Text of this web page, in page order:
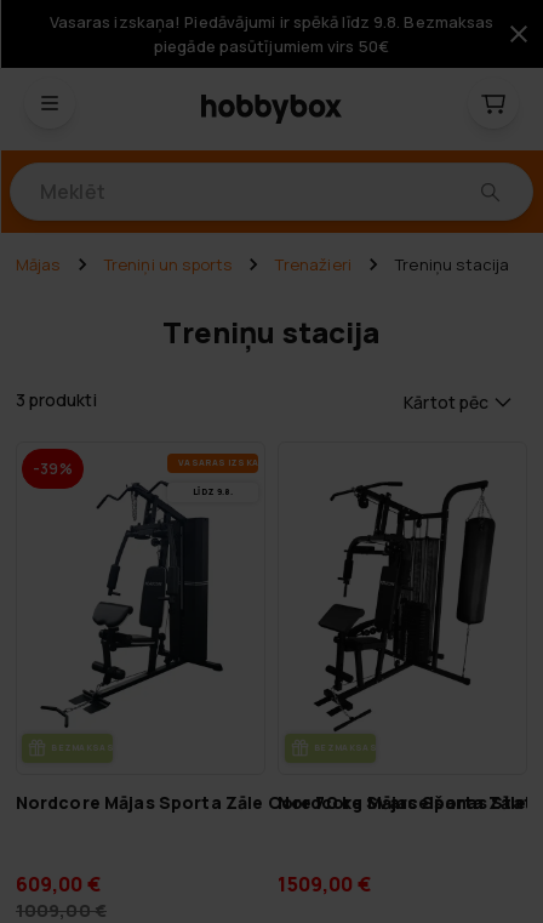
Vasaras izskaņa! Piedāvājumi ir spēkā līdz 9.8. Bezmaksas
piegāde pasūtījumiem virs 50€
Mājas Treniņi un sports Trenažieri Treniņu stacija
Treniņu stacija
3 produkti Kārtot pēc
-39% VA­SA­RAS IZ­SKA­ŅA
LĪDZ 9.8.
BEZ­MAK­SAS PIE­GĀ­DE
Nordcore Mājas Sporta Zāle Core 70 kg Svarcelšanas
609,00 €
1009,00 €
BEZ­MAK­SAS PIE­GĀ­DE
Nordcore Mājas Sporta Zāle
1509,00 €